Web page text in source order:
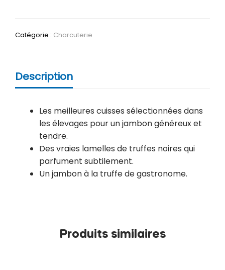
Catégorie : Charcuterie
Description
Les meilleures cuisses sélectionnées dans
les élevages pour un jambon généreux et
tendre.
Des vraies lamelles de truffes noires qui
parfument subtilement.
Un jambon à la truffe de gastronome.
Produits similaires